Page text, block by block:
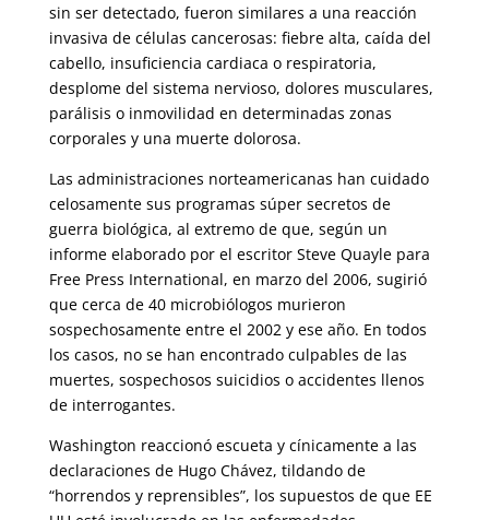
sin ser detectado, fueron similares a una reacción
invasiva de células cancerosas: fiebre alta, caída del
cabello, insuficiencia cardiaca o respiratoria,
desplome del sistema nervioso, dolores musculares,
parálisis o inmovilidad en determinadas zonas
corporales y una muerte dolorosa.
Las administraciones norteamericanas han cuidado
celosamente sus programas súper secretos de
guerra biológica, al extremo de que, según un
informe elaborado por el escritor Steve Quayle para
Free Press International, en marzo del 2006, sugirió
que cerca de 40 microbiólogos murieron
sospechosamente entre el 2002 y ese año. En todos
los casos, no se han encontrado culpables de las
muertes, sospechosos suicidios o accidentes llenos
de interrogantes.
Washington reaccionó escueta y cínicamente a las
declaraciones de Hugo Chávez, tildando de
“horrendos y reprensibles”, los supuestos de que EE